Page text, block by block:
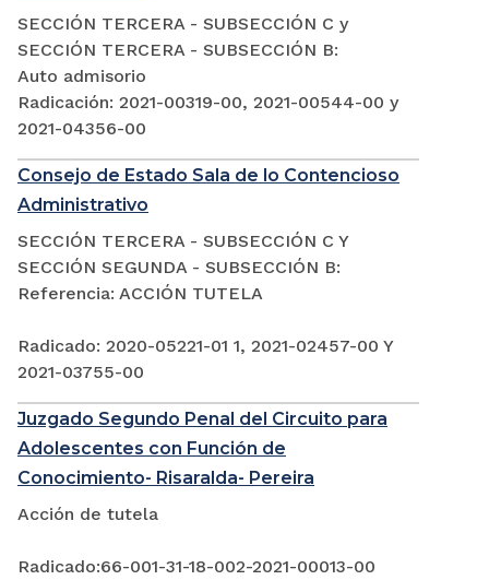
SECCIÓN TERCERA - SUBSECCIÓN C y
SECCIÓN TERCERA - SUBSECCIÓN B:
Auto admisorio
Radicación: 2021-00319-00, 2021-00544-00 y
2021-04356-00
Consejo de Estado Sala de lo Contencioso
Administrativo
SECCIÓN TERCERA - SUBSECCIÓN C Y
SECCIÓN SEGUNDA - SUBSECCIÓN B:
Referencia: ACCIÓN TUTELA
Radicado: 2020-05221-01 1, 2021-02457-00 Y
2021-03755-00
Juzgado Segundo Penal del Circuito para
Adolescentes con Función de
Conocimiento- Risaralda- Pereira
Acción de tutela
Radicado:66-001-31-18-002-2021-00013-00